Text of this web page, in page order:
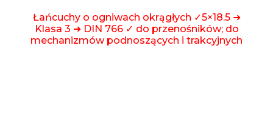
Łańcuchy o ogniwach okrągłych ✓5×18.5 ➜
Klasa 3 ➜ DIN 766 ✓ do przenośników; do
mechanizmów podnoszących i trakcyjnych